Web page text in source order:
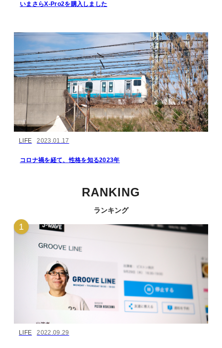
いまさらX-Pro2を購入しました
LIFE 2023.01.17
コロナ禍を経て、性格を知る2023年
RANKING
ランキング
LIFE 2022.09.29